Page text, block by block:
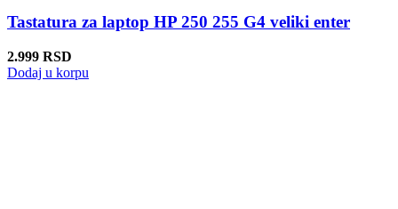
Tastatura za laptop HP 250 255 G4 veliki enter
2.999 RSD
Dodaj u korpu